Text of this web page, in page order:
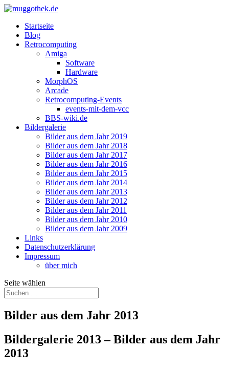
Startseite
Blog
Retrocomputing
Amiga
Software
Hardware
MorphOS
Arcade
Retrocomputing-Events
events-mit-dem-vcc
BBS-wiki.de
Bildergalerie
Bilder aus dem Jahr 2019
Bilder aus dem Jahr 2018
Bilder aus dem Jahr 2017
Bilder aus dem Jahr 2016
Bilder aus dem Jahr 2015
Bilder aus dem Jahr 2014
Bilder aus dem Jahr 2013
Bilder aus dem Jahr 2012
Bilder aus dem Jahr 2011
Bilder aus dem Jahr 2010
Bilder aus dem Jahr 2009
Links
Datenschutzerklärung
Impressum
über mich
Seite wählen
Bilder aus dem Jahr 2013
Bildergalerie 2013 – Bilder aus dem Jahr
2013